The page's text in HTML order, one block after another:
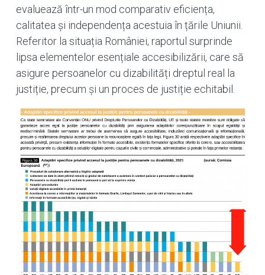
evaluează într-un mod comparativ eficiența,
calitatea și independența acestuia în țările Uniunii.
Referitor la situația României, raportul surprinde
lipsa elementelor esențiale accesibilizării, care să
asigure persoanelor cu dizabilități dreptul real la
justiție, precum și un proces de justiție echitabil.